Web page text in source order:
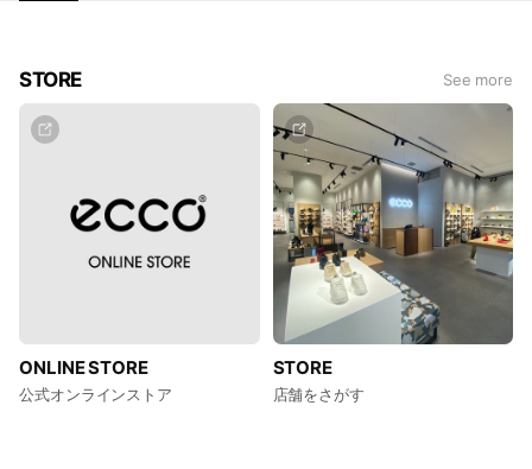
STORE See more
ONLINE STORE
公式オンラインストア
STORE
店舗をさがす